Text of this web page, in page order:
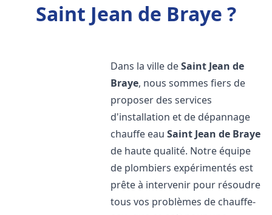
Saint Jean de Braye ?
Dans la ville deSaint Jean de
Braye, nous sommes fiers de
proposer des services
d'installation et de dépannage
chauffe eauSaint Jean de Braye
de haute qualité. Notre équipe
de plombiers expérimentés est
prête à intervenir pour résoudre
tous vos problèmes de chauffe-